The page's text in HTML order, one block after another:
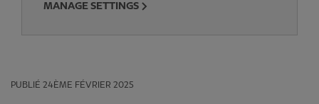
MANAGE SETTINGS
PUBLIÉ 24ÈME FÉVRIER 2025